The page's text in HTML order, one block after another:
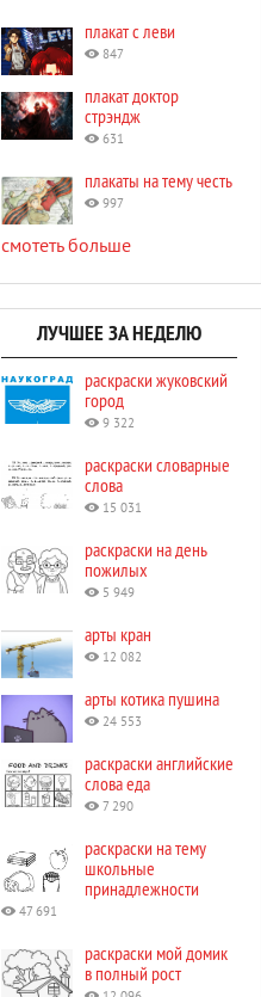
плакат с леви
847
плакат доктор
стрэндж
631
плакаты на тему честь
997
смотеть больше
ЛУЧШЕЕ ЗА НЕДЕЛЮ
раскраски жуковский
город
9 322
раскраски словарные
слова
15 031
раскраски на день
пожилых
5 949
арты кран
12 082
арты котика пушина
24 553
раскраски английские
слова еда
7 290
раскраски на тему
школьные
принадлежности
47 691
раскраски мой домик
в полный рост